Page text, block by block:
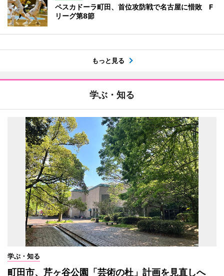
ペスカドーラ町田、首位攻防戦で名古屋に惜敗 F
リーグ第8節
もっと見る
学ぶ・知る
学ぶ・知る
町田市、芹ヶ谷公園「芸術の杜」計画を見直しへ